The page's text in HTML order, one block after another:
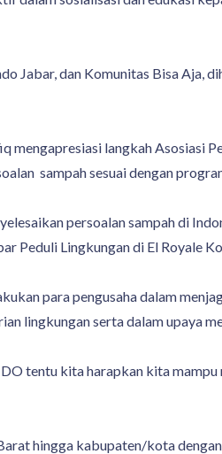
Jabar, dan Komunitas Bisa Aja,
langkah Asosiasi
sampah sesuai dengan
persoalan sampah di
Peduli Lingkungan di El Royale
para pengusaha dalam
lingkungan serta dalam upaya
tentu kita harapkan kita
hingga kabupaten/kota